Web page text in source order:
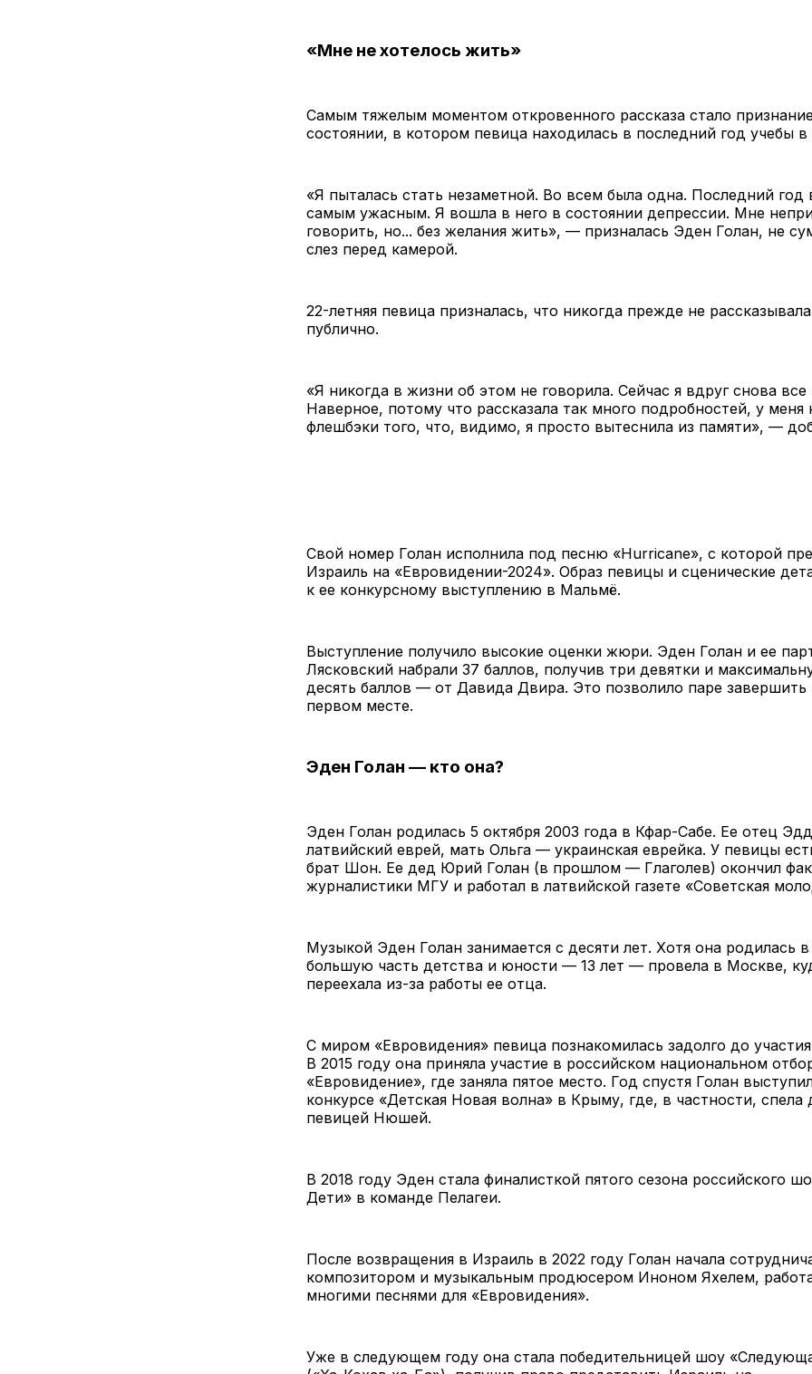
«Мне не хотелось жить»
Самым тяжелым моментом откровенного рассказа стало
состоянии, в котором певица находилась в последний год учебы
«Я пыталась стать незаметной. Во всем была одна. Последний
самым ужасным. Я вошла в него в состоянии депрессии. Мне
говорить, но... без желания жить», — призналась Эден Голан, не
слез перед камерой.
22-летняя певица призналась, что никогда прежде не
публично.
«Я никогда в жизни об этом не говорила. Сейчас я вдруг снова
Наверное, потому что рассказала так много подробностей, у меня
флешбэки того, что, видимо, я просто вытеснила из памяти», —
Свой номер Голан исполнила под песню «Hurricane», с которой
Израиль на «Евровидении-2024». Образ певицы и сценические
к ее конкурсному выступлению в Мальмё.
Выступление получило высокие оценки жюри. Эден Голан и ее
Лясковский набрали 37 баллов, получив три девятки и
десять баллов — от Давида Двира. Это позволило паре завершить
первом месте.
Эден Голан — кто она?
Эден Голан родилась 5 октября 2003 года в Кфар-Сабе. Ее отец
латвийский еврей, мать Ольга — украинская еврейка. У певицы
брат Шон. Ее дед Юрий Голан (в прошлом — Глаголев) окончил
журналистики МГУ и работал в латвийской газете «Советская
Музыкой Эден Голан занимается с десяти лет. Хотя она родилась
большую часть детства и юности — 13 лет — провела в Москве,
переехала из-за работы ее отца.
С миром «Евровидения» певица познакомилась задолго до
В 2015 году она приняла участие в российском национальном
«Евровидение», где заняла пятое место. Год спустя Голан
конкурсе «Детская Новая волна» в Крыму, где, в частности, спела
певицей Нюшей.
В 2018 году Эден стала финалисткой пятого сезона российского
Дети» в команде Пелагеи.
После возвращения в Израиль в 2022 году Голан начала
композитором и музыкальным продюсером Иноном Яхелем,
многими песнями для «Евровидения».
Уже в следующем году она стала победительницей шоу